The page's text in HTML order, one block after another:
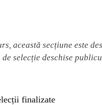
această secțiune este
de selecție deschise
finalizate